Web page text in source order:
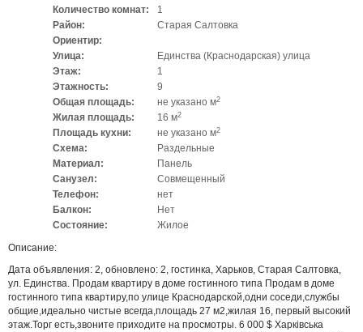
Количество комнат:
1
Район:
Старая Салтовка
Ориентир:
Улица:
Единства (Краснодарская) улица
Этаж:
1
Этажность:
9
Общая площадь:
не указано м2
Жилая площадь: 16 м2
Площадь кухни: не указано м2
Схема:
Раздельные
Материал:
Панель
Санузел:
Совмещенный
Телефон:
нет
Балкон:
Нет
Состояние:
Жилое
Описание:
Дата объявления: 2, обновлено: 2, гостинка, Харьков, Старая Салтовка,
ул. Единства. Продам квартиру в доме гостинного типа Продам в доме
гостинного типа квартиру,по улице Краснодарской,одни соседи,службы
общие,идеально чистые всегда,площадь 27 м2,жилая 16, первый высокий
этаж.Торг есть,звоните приходите на просмотры. 6 000 $ Харківська